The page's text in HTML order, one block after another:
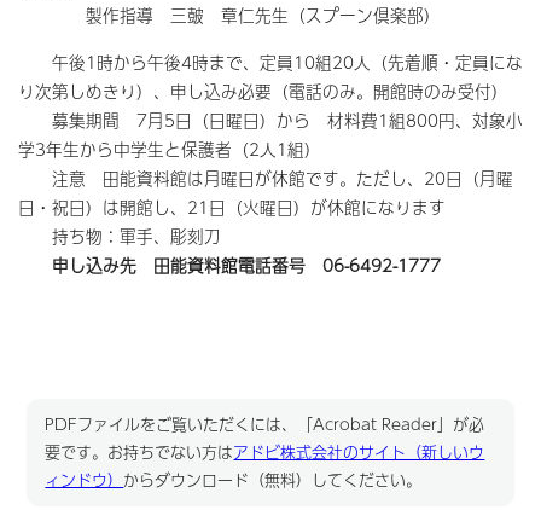
製作指導 三皷 章仁先生（スプーン倶楽部）
午後1時から午後4時まで、定員10組20人（先着順・定員にな
り次第しめきり）、申し込み必要（電話のみ。開館時のみ受付）
募集期間 7月5日（日曜日）から 材料費1組800円、対象小
学3年生から中学生と保護者（2人1組）
注意 田能資料館は月曜日が休館です。ただし、20日（月曜
日・祝日）は開館し、21日（火曜日）が休館になります
持ち物：軍手、彫刻刀
申し込み先 田能資料館電話番号 06-6492-1777
PDFファイルをご覧いただくには、「Acrobat Reader」が必
要です。お持ちでない方はアドビ株式会社のサイト（新しいウ
ィンドウ） からダウンロード（無料）してください。